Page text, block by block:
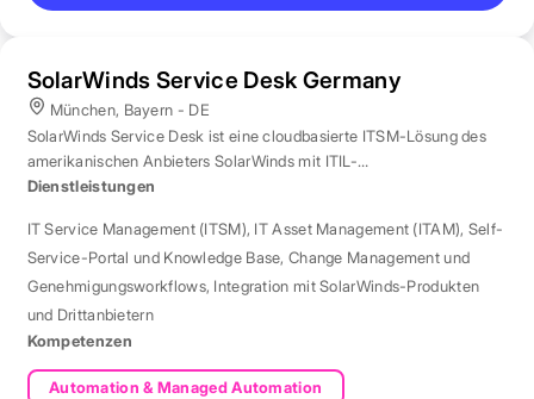
SolarWinds Service Desk Germany
München, Bayern - DE
SolarWinds Service Desk ist eine cloudbasierte ITSM-Lösung des
amerikanischen Anbieters SolarWinds mit ITIL-
Prozessunterstützung.
Dienstleistungen
IT Service Management (ITSM), IT Asset Management (ITAM), Self-
Service-Portal und Knowledge Base, Change Management und
Genehmigungsworkflows, Integration mit SolarWinds-Produkten
und Drittanbietern
Kompetenzen
Automation & Managed Automation